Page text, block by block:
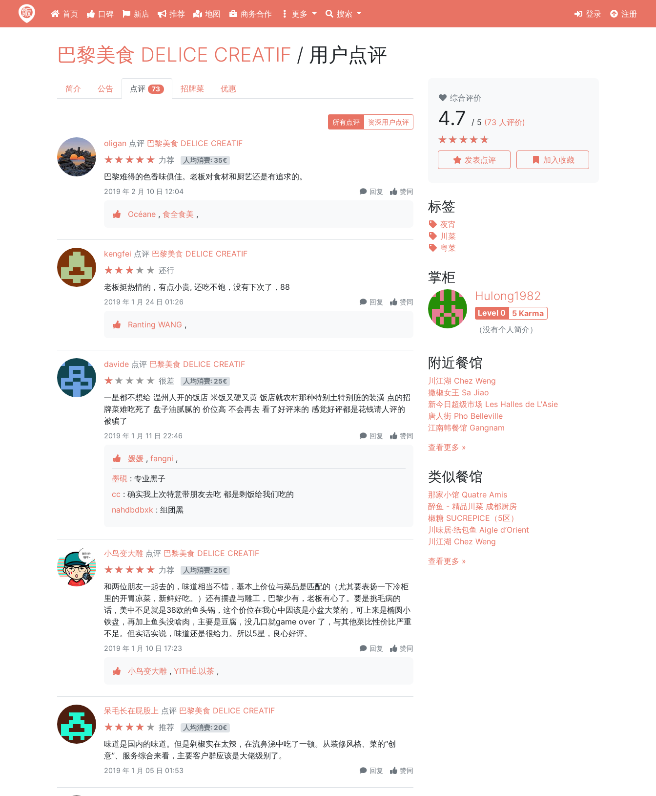
首页 口碑 新店 推荐 地图 商务合作 更多 搜索 登录 注册
巴黎美食 DELICE CREATIF / 用户点评
简介 公告 点评 73 招牌菜 优惠
所有点评 资深用户点评
oligan 点评 巴黎美食 DELICE CREATIF
力荐
人均消费: 35€
巴黎难得的色香味俱佳。老板对食材和厨艺还是有追求的。
2019 年 2 月 10 日 12:04 回复 赞同
Océane , 食全食美 ,
kengfei 点评 巴黎美食 DELICE CREATIF
还行
老板挺热情的，有点小贵, 还吃不饱，没有下次了，88
2019 年 1 月 24 日 01:26 回复 赞同
Ranting WANG ,
davide 点评 巴黎美食 DELICE CREATIF
很差
人均消费: 25€
一星都不想给 温州人开的饭店 米饭又硬又黄 饭店就农村那种特别土特别脏的装潢 点的招
牌菜难吃死了 盘子油腻腻的 价位高 不会再去 看了好评来的 感觉好评都是花钱请人评的
被骗了
2019 年 1 月 11 日 22:46 回复 赞同
媛媛 , fangni ,
墨硯 : 专业黑子
cc : 确实我上次特意带朋友去吃 都是剩饭给我们吃的
nahdbdbxk : 组团黑
小鸟变大雕 点评 巴黎美食 DELICE CREATIF
力荐
人均消费: 25€
和两位朋友一起去的，味道相当不错，基本上价位与菜品是匹配的（尤其要表扬一下冷柜
里的开胃凉菜，新鲜好吃。）还有摆盘与雕工，巴黎少有，老板有心了。要是挑毛病的
话，美中不足就是38欧的鱼头锅，这个价位在我心中因该是小盆大菜的，可上来是椭圆小
铁盘，再加上鱼头没啥肉，主要是豆腐，没几口就game over 了，与其他菜比性价比严重
不足。但实话实说，味道还是很给力。所以5星，良心好评。
2019 年 1 月 10 日 17:23 回复 赞同
小鸟变大雕 , YITHÉ.以茶 ,
呆毛长在屁股上 点评 巴黎美食 DELICE CREATIF
推荐
人均消费: 20€
味道是国内的味道。但是剁椒实在太辣，在流鼻涕中吃了一顿。从装修风格、菜的“创
意”、服务综合来看，主要客户群应该是大佬级别了。
2019 年 1 月 05 日 01:53 回复 赞同
综合评价
4.7 / 5 (73 人评价)
发表点评 加入收藏
标签
夜宵
川菜
粤菜
掌柜
Hulong1982
Level 0
5 Karma
（没有个人简介）
附近餐馆
川江湖 Chez Weng
撒椒女王 Sa Jiao
新今日超级市场 Les Halles de L'Asie
唐人街 Pho Belleville
江南韩餐馆 Gangnam
查看更多 »
类似餐馆
那家小馆 Quatre Amis
醉鱼 - 精品川菜 成都厨房
椒糖 SUCREPICE（5区）
川味居·纸包鱼 Aigle d’Orient
川江湖 Chez Weng
查看更多 »